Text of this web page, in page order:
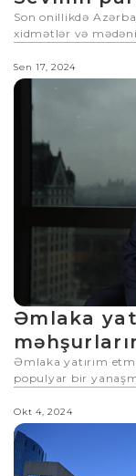
Son onillikdə
xidmətlər və
Sen 17, 2024
Əmlaka
Əmlaka yatırım
populyar bir
Okt 4, 2024